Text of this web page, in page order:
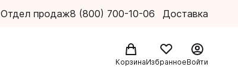
Отдел продаж8 (800) 700-10-06 Доставка
КорзинаИзбранноеВойти